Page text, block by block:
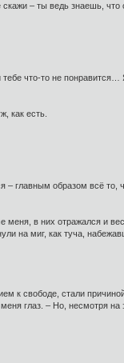
– ты ведь знаешь,
что-то не понравится…
как есть.
главным образом всё то,
в них отражался и
на миг, как туча,
к свободе, стали
глаз. – Но, несмотря